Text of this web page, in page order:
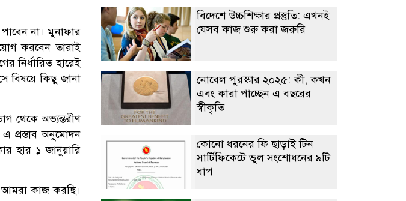
না। মুনাফার
করবেন তারাই
নির্ধারিত হারেই
বিষয়ে কিছু জানা
থেকে অভ্যন্তরীণ
প্রস্তাব অনুমোদন
হার ১ জানুয়ারি
আমরা কাজ করছি।
বিদেশে উচ্চশিক্ষার প্রস্তুতি: এখনই
যেসব কাজ শুরু করা জরুরি
নোবেল পুরস্কার ২০২৫: কী, কখন
এবং কারা পাচ্ছেন এ বছরের
স্বীকৃতি
কোনো ধরনের ফি ছাড়াই টিন
সার্টিফিকেটে ভুল সংশোধনের ৯টি
ধাপ